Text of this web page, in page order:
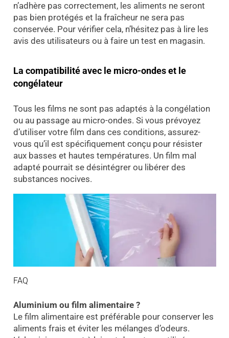
n’adhère pas correctement, les aliments ne seront
pas bien protégés et la fraîcheur ne sera pas
conservée. Pour vérifier cela, n’hésitez pas à lire les
avis des utilisateurs ou à faire un test en magasin.
La compatibilité avec le micro-ondes et le
congélateur
Tous les films ne sont pas adaptés à la congélation
ou au passage au micro-ondes. Si vous prévoyez
d’utiliser votre film dans ces conditions, assurez-
vous qu’il est spécifiquement conçu pour résister
aux basses et hautes températures. Un film mal
adapté pourrait se désintégrer ou libérer des
substances nocives.
FAQ
Aluminium ou film alimentaire ?
Le film alimentaire est préférable pour conserver les
aliments frais et éviter les mélanges d’odeurs.